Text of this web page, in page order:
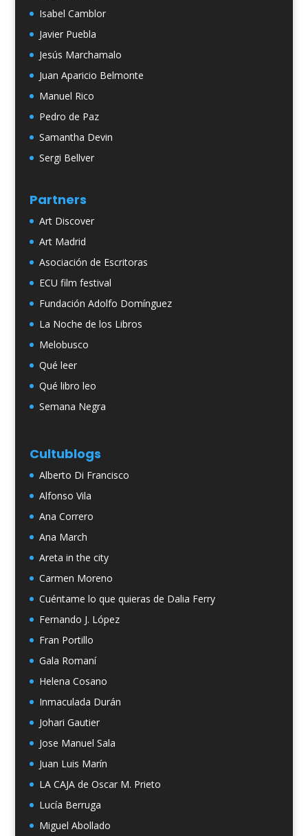
Isabel Camblor
Javier Puebla
Jesús Marchamalo
Juan Aparicio Belmonte
Manuel Rico
Pedro de Paz
Samantha Devin
Sergi Bellver
Partners
Art Discover
Art Madrid
Asociación de Escritoras
ECU film festival
Fundación Adolfo Domínguez
La Noche de los Libros
Melobusco
Qué leer
Qué libro leo
Semana Negra
Cultublogs
Alberto Di Francisco
Alfonso Vila
Ana Correro
Ana March
Areta in the city
Carmen Moreno
Cuéntame lo que quieras de Dalia Ferry
Fernando J. López
Fran Portillo
Gala Romaní
Helena Cosano
Inmaculada Durán
Johari Gautier
Jose Manuel Sala
Juan Luis Marín
LA CAJA de Oscar M. Prieto
Lucía Berruga
Miguel Abollado